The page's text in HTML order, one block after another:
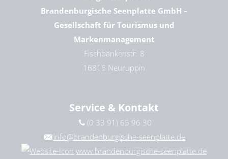
Brandenburgische Seenplatte GmbH –
Gesellschaft für Tourismus und
Markenmanagement
Fischbänkenstr. 8
16816 Neuruppin
Service & Kontakt
(0 33 91) 65 96 30
info@brandenburgische-seenplatte.de
www.brandenburgische-seenplatte.de